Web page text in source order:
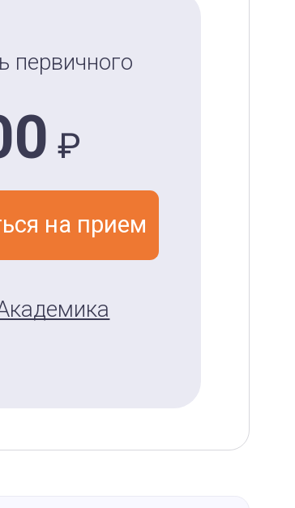
первичного
₽
на прием